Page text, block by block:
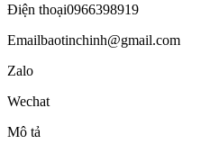
Điện thoại0966398919
Emailbaotinchinh@gmail.com
Zalo
Wechat
Mô tả